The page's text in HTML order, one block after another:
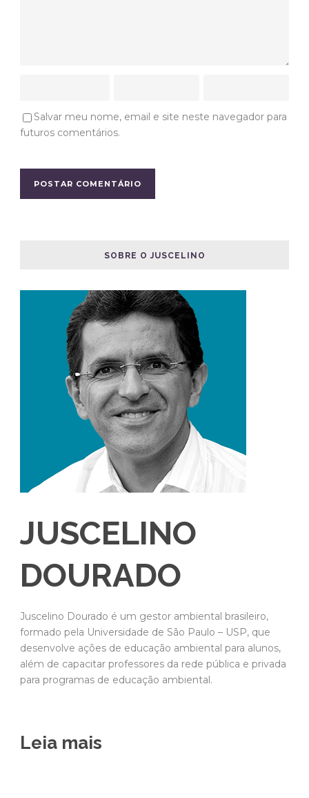
Salvar meu nome, email e site neste navegador para
futuros comentários.
SOBRE O JUSCELINO
JUSCELINO
DOURADO
Juscelino Dourado é um gestor ambiental brasileiro,
formado pela Universidade de São Paulo – USP, que
desenvolve ações de educação ambiental para alunos,
além de capacitar professores da rede pública e privada
para programas de educação ambiental.
Leia mais